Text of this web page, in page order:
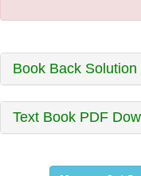
Book Back Solution
Text Book PDF